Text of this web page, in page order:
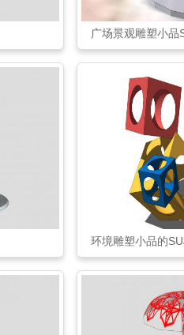
广场景观雕塑小品
环境雕塑小品的